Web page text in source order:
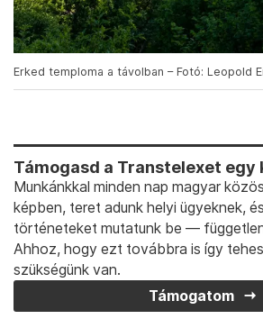
Erked temploma a távolban – Fotó: Leopold
Támogasd a Transtelexet egy
Munkánkkal minden nap magyar
képben, teret adunk helyi ügyeknek,
történeteket mutatunk be —
Ahhoz, hogy ezt továbbra is így
szükségünk van.
Támogatom